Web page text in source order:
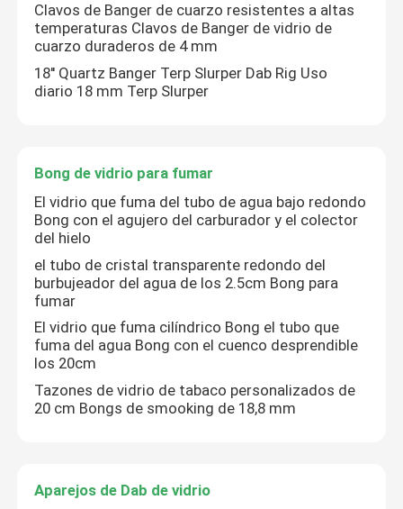
Clavos de Banger de cuarzo resistentes a altas
temperaturas Clavos de Banger de vidrio de
cuarzo duraderos de 4 mm
18'' Quartz Banger Terp Slurper Dab Rig Uso
diario 18 mm Terp Slurper
Bong de vidrio para fumar
El vidrio que fuma del tubo de agua bajo redondo
Bong con el agujero del carburador y el colector
del hielo
el tubo de cristal transparente redondo del
burbujeador del agua de los 2.5cm Bong para
fumar
El vidrio que fuma cilíndrico Bong el tubo que
fuma del agua Bong con el cuenco desprendible
los 20cm
Tazones de vidrio de tabaco personalizados de
20 cm Bongs de smooking de 18,8 mm
Aparejos de Dab de vidrio